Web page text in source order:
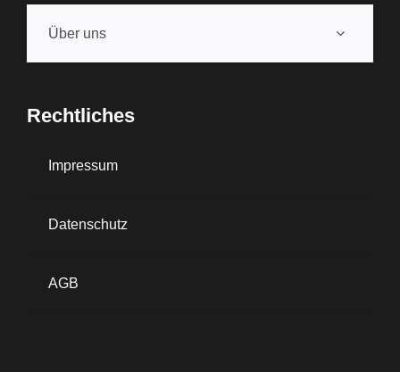
Über uns
Rechtliches
Impressum
Datenschutz
AGB